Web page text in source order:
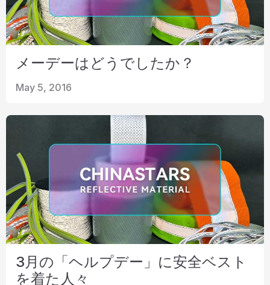
メーデーはどうでしたか？
May 5, 2016
3月の「ヘルプデー」に安全ベスト
を着た人々